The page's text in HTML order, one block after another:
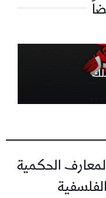
الحكمية